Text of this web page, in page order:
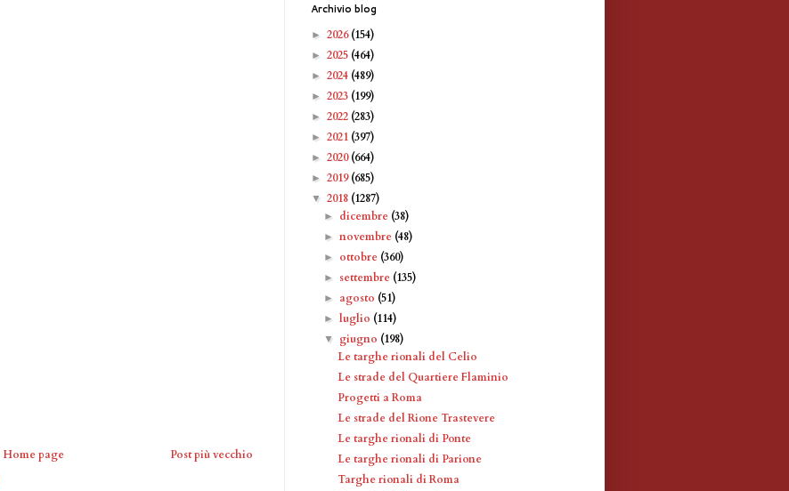
Post più vecchio
Home page
Archivio blog
► 2026(154)
► 2025 (464)
► 2024 (489)
► 2023 (199)
► 2022 (283)
► 2021 (397)
► 2020(664)
► 2019(685)
▼ 2018 (1287)
► dicembre (38)
►novembre (48)
► ottobre (360)
► settembre (135)
► agosto (51)
►luglio (114)
▼ giugno (198)
Le targhe rionali del Celio
Le strade del Quartiere Flaminio
Progetti a Roma
Le strade del Rione Trastevere
Le targhe rionali di Ponte
Le targhe rionali di Parione
Targhe rionali di Roma